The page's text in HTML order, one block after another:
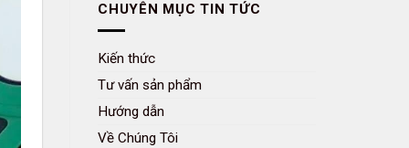
CHUYÊN MỤC TIN TỨC
Kiến thức
Tư vấn sản phẩm
Hướng dẫn
Về Chúng Tôi